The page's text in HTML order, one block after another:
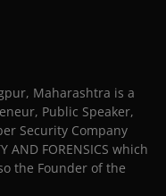
Maharashtra is a
Public Speaker,
Security Company
AND FORENSICS which
the Founder of the